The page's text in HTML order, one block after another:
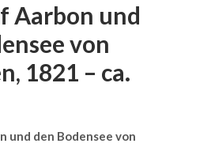
Aarbon und
von
1821 – ca.
und den Bodensee von